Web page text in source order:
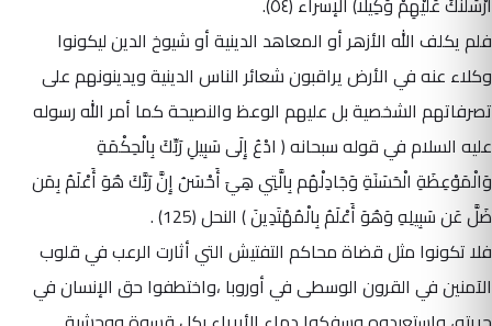
فلم يكلف الله الأزهر أو المعاهد الدينية أو شيوخ الدين ليكونوا
وكلاء عنه في الأرض يراقبون شعائر الناس الدينية ويدينونهم على
تصرفاتهم الشخصية بل عليهم الوعظ والنصيحة كما أمر الله رسوله
عليه السلام في قوله سبحانه ( ادْعُ إِلَى سَبِيلِ رَبِّكَ بِالْحِكْمَةِ
وَالْمَوْعِظَةِ الْحَسَنَةِ وَجَادِلْهُم بِالَّتِي هِيَ أَحْسَنُ إِنَّ رَبَّكَ هُوَ أَعْلَمُ بِمَن
ضَلَّ عَن سَبِيلِهِ وَهُوَ أَعْلَمُ بِالْمُهْتَدِينَ) النحل (125)
.
فلا تكونوا مثل قضاة محاكم التفتيش التي أثارت الرعب في قلوب
الآمنين في القرون الوسطى في أوروبا ،واختطفوا حق الإنسان في